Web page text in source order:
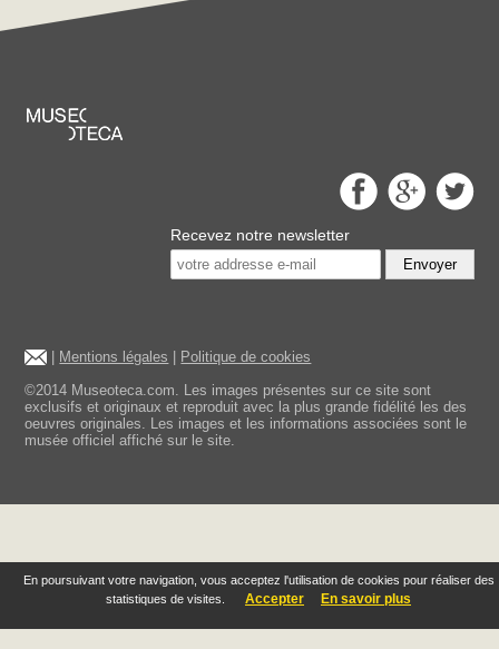
En poursuivant votre navigation, vous acceptez l'utilisation de cookies pour réaliser des
statistiques de visites.
Accepter En savoir plus
Recevez notre newsletter
Envoyer
| Mentions légales | Politique de cookies
©2014 Museoteca.com. Les images présentes sur ce site sont
exclusifs et originaux et reproduit avec la plus grande fidélité les des
oeuvres originales. Les images et les informations associées sont le
musée officiel affiché sur le site.